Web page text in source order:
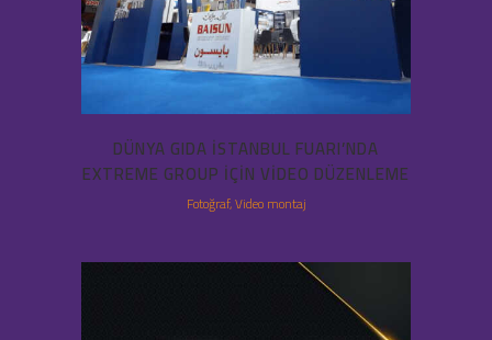
DÜNYA GIDA İSTANBUL FUARI’NDA
EXTREME GROUP IÇIN VIDEO DÜZENLEME
Fotoğraf, Video montaj